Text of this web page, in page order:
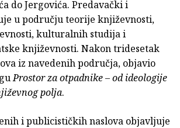
do Jergovića. Predavački i
u području teorije književnosti,
kulturalnih studija i
književnosti. Nakon tridesetak
iz navedenih područja, objavio
Prostor za otpadnike – od ideologije
polja.
i publicističkih naslova objavljuje